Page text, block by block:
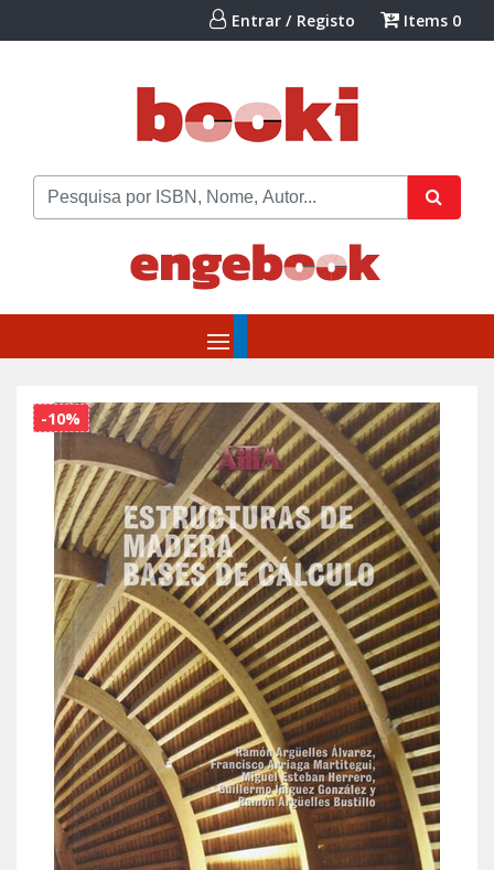
Entrar / Registo Items 0
-10%